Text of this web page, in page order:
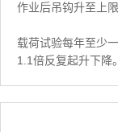
作业后吊钩升至上
载荷试验每年至少
1.1倍反复起升下降。